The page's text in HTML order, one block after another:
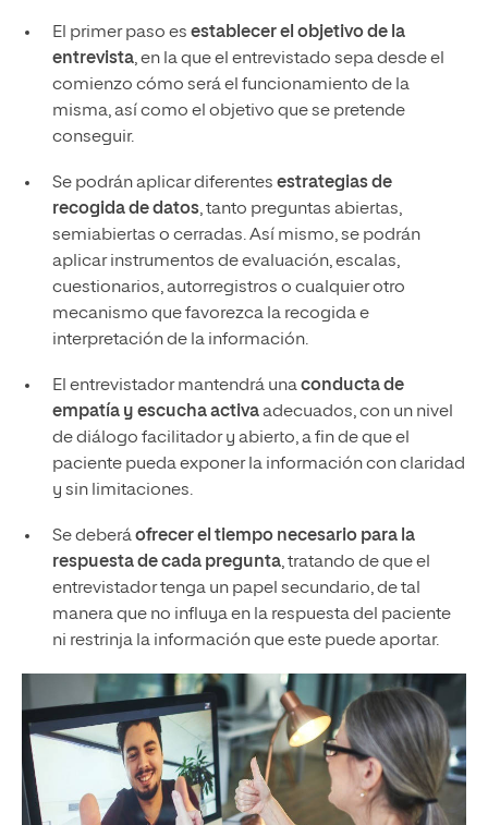
El primer paso es establecer el objetivo de la
entrevista, en la que el entrevistado sepa desde el
comienzo cómo será el funcionamiento de la
misma, así como el objetivo que se pretende
conseguir.
Se podrán aplicar diferentes estrategias de
recogida de datos, tanto preguntas abiertas,
semiabiertas o cerradas. Así mismo, se podrán
aplicar instrumentos de evaluación, escalas,
cuestionarios, autorregistros o cualquier otro
mecanismo que favorezca la recogida e
interpretación de la información.
El entrevistador mantendrá unaconducta de
empatía y escucha activaadecuados, con un nivel
de diálogo facilitador y abierto, a fin de que el
paciente pueda exponer la información con claridad
y sin limitaciones.
Se deberáofrecer el tiempo necesario para la
respuesta de cada pregunta, tratando de que el
entrevistador tenga un papel secundario, de tal
manera que no influya en la respuesta del paciente
ni restrinja la información que este puede aportar.